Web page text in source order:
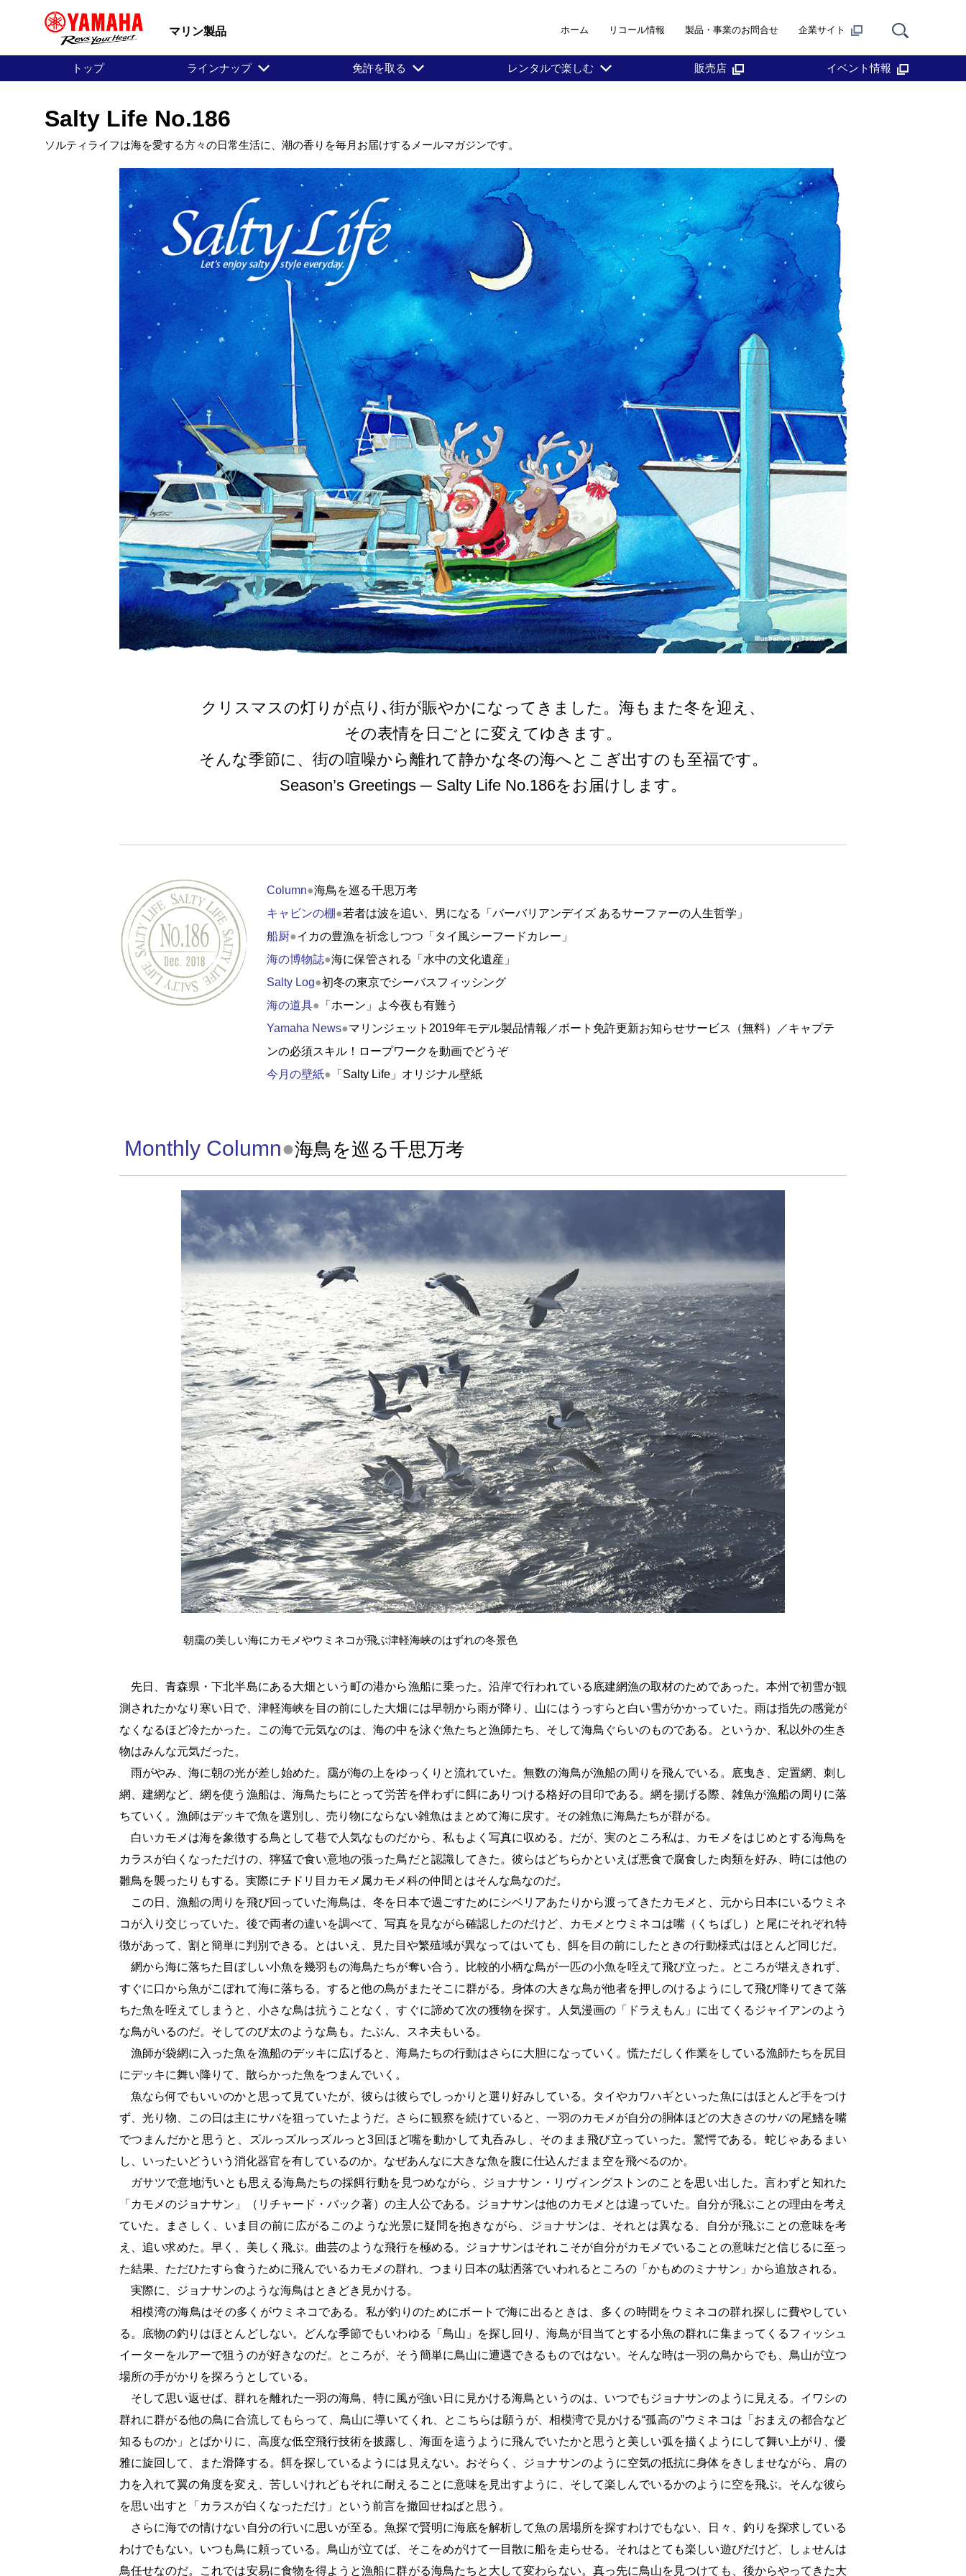
マリン製品 ホーム リコール情報 製品・事業のお問合せ 企業サイト
トップ ラインナップ 免許を取る レンタルで楽しむ 販売店 イベント情報
Salty Life No.186
ソルティライフは海を愛する方々の日常生活に、潮の香りを毎月お届けするメールマガジンです。
クリスマスの灯りが点り､街が賑やかになってきました。海もまた冬を迎え、
その表情を日ごとに変えてゆきます。
そんな季節に、街の喧噪から離れて静かな冬の海へとこぎ出すのも至福です。
Season’s Greetings ─ Salty Life No.186をお届けします。
Column●海鳥を巡る千思万考
キャビンの棚●若者は波を追い、男になる「バーバリアンデイズ あるサーファーの人生哲学」
船厨●イカの豊漁を祈念しつつ「タイ風シーフードカレー」
海の博物誌●海に保管される「水中の文化遺産」
Salty Log●初冬の東京でシーバスフィッシング
海の道具● 「ホーン」よ今夜も有難う
Yamaha News●マリンジェット2019年モデル製品情報／ボート免許更新お知らせサービス（無料）／キャプテ
ンの必須スキル！ロープワークを動画でどうぞ
今月の壁紙● 「Salty Life」オリジナル壁紙
Monthly Column●海鳥を巡る千思万考
朝靄の美しい海にカモメやウミネコが飛ぶ津軽海峡のはずれの冬景色
先日、青森県・下北半島にある大畑という町の港から漁船に乗った。沿岸で行われている底建網漁の取材のためであった。本州で初雪が観
測されたかなり寒い日で、津軽海峡を目の前にした大畑には早朝から雨が降り、山にはうっすらと白い雪がかかっていた。雨は指先の感覚が
なくなるほど冷たかった。この海で元気なのは、海の中を泳ぐ魚たちと漁師たち、そして海鳥ぐらいのものである。というか、私以外の生き
物はみんな元気だった。
雨がやみ、海に朝の光が差し始めた。靄が海の上をゆっくりと流れていた。無数の海鳥が漁船の周りを飛んでいる。底曳き、定置網、刺し
網、建網など、網を使う漁船は、海鳥たちにとって労苦を伴わずに餌にありつける格好の目印である。網を揚げる際、雑魚が漁船の周りに落
ちていく。漁師はデッキで魚を選別し、売り物にならない雑魚はまとめて海に戻す。その雑魚に海鳥たちが群がる。
白いカモメは海を象徴する鳥として巷で人気なものだから、私もよく写真に収める。だが、実のところ私は、カモメをはじめとする海鳥を
カラスが白くなっただけの、獰猛で食い意地の張った鳥だと認識してきた。彼らはどちらかといえば悪食で腐食した肉類を好み、時には他の
雛鳥を襲ったりもする。実際にチドリ目カモメ属カモメ科の仲間とはそんな鳥なのだ。
この日、漁船の周りを飛び回っていた海鳥は、冬を日本で過ごすためにシベリアあたりから渡ってきたカモメと、元から日本にいるウミネ
コが入り交じっていた。後で両者の違いを調べて、写真を見ながら確認したのだけど、カモメとウミネコは嘴（くちばし）と尾にそれぞれ特
徴があって、割と簡単に判別できる。とはいえ、見た目や繁殖域が異なってはいても、餌を目の前にしたときの行動様式はほとんど同じだ。
網から海に落ちた目ぼしい小魚を幾羽もの海鳥たちが奪い合う。比較的小柄な鳥が一匹の小魚を咥えて飛び立った。ところが堪えきれず、
すぐに口から魚がこぼれて海に落ちる。すると他の鳥がまたそこに群がる。身体の大きな鳥が他者を押しのけるようにして飛び降りてきて落
ちた魚を咥えてしまうと、小さな鳥は抗うことなく、すぐに諦めて次の獲物を探す。人気漫画の「ドラえもん」に出てくるジャイアンのよう
な鳥がいるのだ。そしてのび太のような鳥も。たぶん、スネ夫もいる。
漁師が袋網に入った魚を漁船のデッキに広げると、海鳥たちの行動はさらに大胆になっていく。慌ただしく作業をしている漁師たちを尻目
にデッキに舞い降りて、散らかった魚をつまんでいく。
魚なら何でもいいのかと思って見ていたが、彼らは彼らでしっかりと選り好みしている。タイやカワハギといった魚にはほとんど手をつけ
ず、光り物、この日は主にサバを狙っていたようだ。さらに観察を続けていると、一羽のカモメが自分の胴体ほどの大きさのサバの尾鰭を嘴
でつまんだかと思うと、ズルっズルっズルっと3回ほど嘴を動かして丸呑みし、そのまま飛び立っていった。驚愕である。蛇じゃあるまい
し、いったいどういう消化器官を有しているのか。なぜあんなに大きな魚を腹に仕込んだまま空を飛べるのか。
ガサツで意地汚いとも思える海鳥たちの採餌行動を見つめながら、ジョナサン・リヴィングストンのことを思い出した。言わずと知れた
「カモメのジョナサン」（リチャード・バック著）の主人公である。ジョナサンは他のカモメとは違っていた。自分が飛ぶことの理由を考え
ていた。まさしく、いま目の前に広がるこのような光景に疑問を抱きながら、ジョナサンは、それとは異なる、自分が飛ぶことの意味を考
え、追い求めた。早く、美しく飛ぶ。曲芸のような飛行を極める。ジョナサンはそれこそが自分がカモメでいることの意味だと信じるに至っ
た結果、ただひたすら食うために飛んでいるカモメの群れ、つまり日本の駄洒落でいわれるところの「かもめのミナサン」から追放される。
実際に、ジョナサンのような海鳥はときどき見かける。
相模湾の海鳥はその多くがウミネコである。私が釣りのためにボートで海に出るときは、多くの時間をウミネコの群れ探しに費やしてい
る。底物の釣りはほとんどしない。どんな季節でもいわゆる「鳥山」を探し回り、海鳥が目当てとする小魚の群れに集まってくるフィッシュ
イーターをルアーで狙うのが好きなのだ。ところが、そう簡単に鳥山に遭遇できるものではない。そんな時は一羽の鳥からでも、鳥山が立つ
場所の手がかりを探ろうとしている。
そして思い返せば、群れを離れた一羽の海鳥、特に風が強い日に見かける海鳥というのは、いつでもジョナサンのように見える。イワシの
群れに群がる他の鳥に合流してもらって、鳥山に導いてくれ、とこちらは願うが、相模湾で見かける“孤高の”ウミネコは「おまえの都合など
知るものか」とばかりに、高度な低空飛行技術を披露し、海面を這うように飛んでいたかと思うと美しい弧を描くようにして舞い上がり、優
雅に旋回して、また滑降する。餌を探しているようには見えない。おそらく、ジョナサンのように空気の抵抗に身体をきしませながら、肩の
力を入れて翼の角度を変え、苦しいけれどもそれに耐えることに意味を見出すように、そして楽しんでいるかのように空を飛ぶ。そんな彼ら
を思い出すと「カラスが白くなっただけ」という前言を撤回せねばと思う。
さらに海での情けない自分の行いに思いが至る。魚探で賢明に海底を解析して魚の居場所を探すわけでもない、日々、釣りを探求している
わけでもない。いつも鳥に頼っている。鳥山が立てば、そこをめがけて一目散に船を走らせる。それはとても楽しい遊びだけど、しょせんは
鳥任せなのだ。これでは安易に食物を得ようと漁船に群がる海鳥たちと大して変わらない。真っ先に鳥山を見つけても、後からやってきた大